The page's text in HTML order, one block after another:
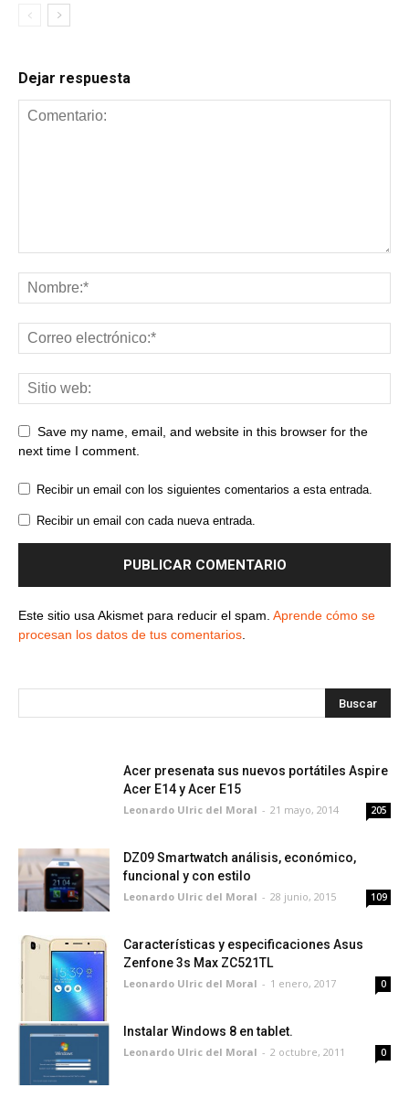
Dejar respuesta
Save my name, email, and website in this browser for the
next time I comment.
Recibir un email con los siguientes comentarios a esta entrada.
Recibir un email con cada nueva entrada.
Este sitio usa Akismet para reducir el spam. Aprende cómo se
procesan los datos de tus comentarios
Acer presenata sus nuevos portátiles Aspire
Acer E14 y Acer E15
Leonardo Ulric del Moral - 21 mayo, 2014 205
DZ09 Smartwatch análisis, económico,
funcional y con estilo
Leonardo Ulric del Moral - 28 junio, 2015 109
Características y especificaciones Asus
Zenfone 3s Max ZC521TL
Leonardo Ulric del Moral - 1 enero, 2017 0
Instalar Windows 8 en tablet.
Leonardo Ulric del Moral - 2 octubre, 2011 0